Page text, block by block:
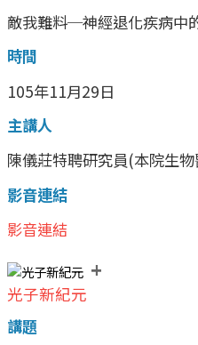
敵我難料─神經退化疾病中
時間
105年11月29日
主講人
陳儀莊特聘研究員(本院生
影音連結
影音連結
+
光子新紀元
講題